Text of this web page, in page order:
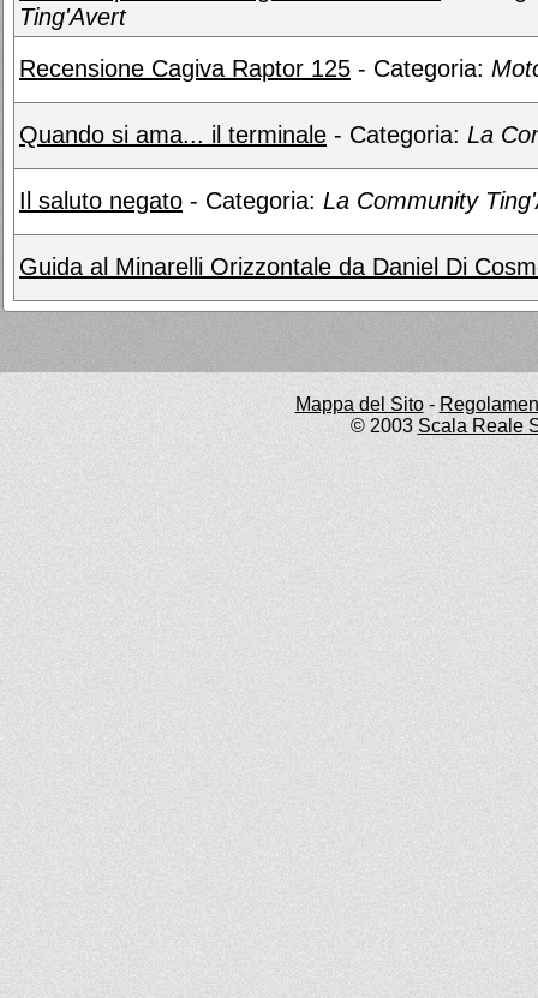
Ting'Avert
Recensione Cagiva Raptor 125 - Categoria:
Quando si ama... il terminale - Categoria: La
Il saluto negato - Categoria: La Community
Guida al Minarelli Orizzontale da Daniel Di
Mappa del Sito-
© 2003 Scala Reale